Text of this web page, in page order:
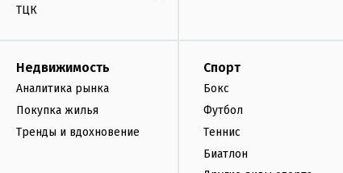
ТЦК
Недвижимость
Аналитика рынка
Покупка жилья
Тренды и вдохновение
Спорт
Бокс
Футбол
Теннис
Биатлон